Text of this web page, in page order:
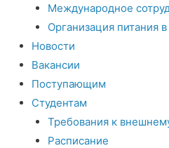
Международное
Организация питания
Новости
Вакансии
Поступающим
Студентам
Требования к
Расписание